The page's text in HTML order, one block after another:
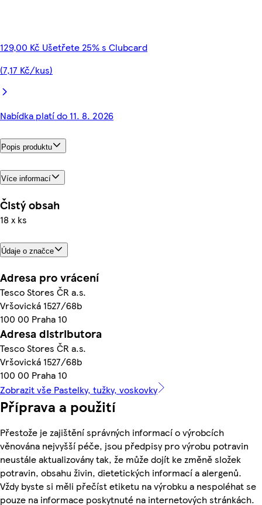
129,00 Kč Ušetřete 25% s Clubcard
(7,17 Kč/kus)
Nabídka platí do 11. 8. 2026
Popis produktu
Více informací
Čistý obsah
18 x ks
Údaje o značce
Adresa pro vrácení
Tesco Stores ČR a.s.
Vršovická 1527/68b
100 00 Praha 10
Adresa distributora
Tesco Stores ČR a.s.
Vršovická 1527/68b
100 00 Praha 10
Zobrazit vše Pastelky, tužky, voskovky
Příprava a použití
Přestože je zajištění správných informací o výrobcích
věnována nejvyšší péče, jsou předpisy pro výrobu potravin
neustále aktualizovány tak, že může dojít ke změně složek
potravin, obsahu živin, dietetických informací a alergenů.
Vždy byste si měli přečíst etiketu na výrobku a nespoléhat se
pouze na informace poskytnuté na internetových stránkách.